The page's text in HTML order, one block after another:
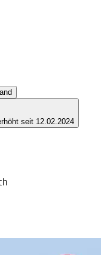
seit 12.02.2024